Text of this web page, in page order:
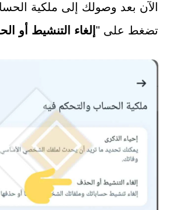
الآن بعد وصولك إلى ملكية
تضغط على " إلغاء التنشيط أو